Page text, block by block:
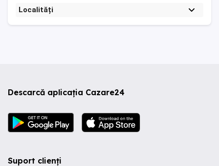
Localități
Descarcă aplicația Cazare24
Suport clienți